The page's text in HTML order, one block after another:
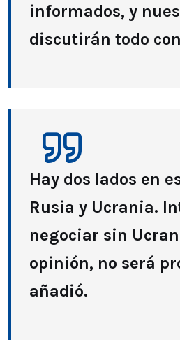
informados, y
discutirán todo
Hay dos lados en
Rusia y Ucrania.
negociar sin
opinión, no será
añadió.